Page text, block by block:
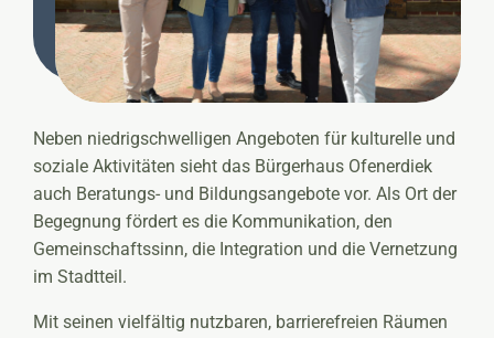
Neben niedrigschwelligen Angeboten für kulturelle und
soziale Aktivitäten sieht das Bürgerhaus Ofenerdiek
auch Beratungs- und Bildungsangebote vor. Als Ort der
Begegnung fördert es die Kommunikation, den
Gemeinschaftssinn, die Integration und die Vernetzung
im Stadtteil.
Mit seinen vielfältig nutzbaren, barrierefreien Räumen